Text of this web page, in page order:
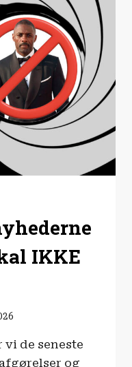
IKKE
vi de seneste
og